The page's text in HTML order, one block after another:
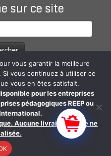
sur ce site
du blog
la création du site.
SARL - LDV85 Propulsé par
Customizr
vous garantir la meilleure
vous continuez à utiliser ce
vous en êtes satisfait.
pour les entreprises
pédagogiques REEP ou
Aucune livraison réelle ne